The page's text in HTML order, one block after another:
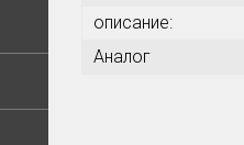
описание:
Аналог